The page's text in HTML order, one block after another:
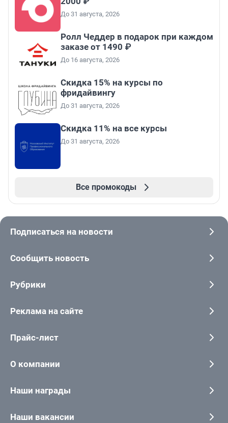
До 31 августа, 2026
Ролл Чеддер в подарок при каждом
заказе от 1490 ₽
До 16 августа, 2026
Скидка 15% на курсы по
фридайвингу
До 31 августа, 2026
Скидка 11% на все курсы
До 31 августа, 2026
Все промокоды
Подписаться на новости
Сообщить новость
Рубрики
Реклама на сайте
Прайс-лист
О компании
Наши награды
Наши вакансии